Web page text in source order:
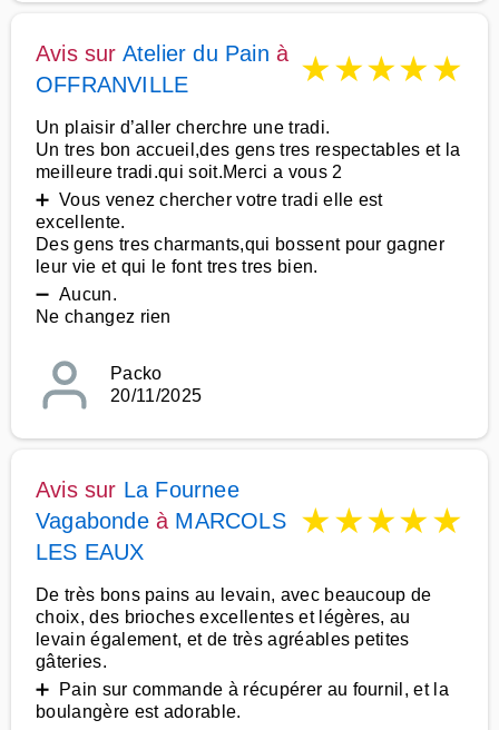
Avis sur Atelier du Pain à
OFFRANVILLE
★★★★★
Un plaisir d’aller cherchre une tradi.
Un tres bon accueil,des gens tres respectables et la
meilleure tradi.qui soit.Merci a vous 2
➕ Vous venez chercher votre tradi elle est
excellente.
Des gens tres charmants,qui bossent pour gagner
leur vie et qui le font tres tres bien.
➖ Aucun.
Ne changez rien
Packo
20/11/2025
Avis sur La Fournee
Vagabondeà MARCOLS
LES EAUX
★★★★★
De très bons pains au levain, avec beaucoup de
choix, des brioches excellentes et légères, au
levain également, et de très agréables petites
gâteries.
➕ Pain sur commande à récupérer au fournil, et la
boulangère est adorable.